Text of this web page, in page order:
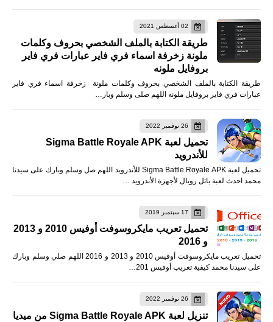
02 أغسطس 2021
طريقة الكتابة بالملف الشخصي بحروف وكلمات
ملونة زخرفة اسماء فري فاير عبارات فري فاير
بروفايل ملونه
طريقة الكتابة بالملف الشخصي بحروف وكلمات ملونة زخرفة اسماء فري فاير
عبارات فري فاير بروفايل ملونه اللهم صلى وسلم وبار…
26 نوفمبر 2022
تحميل لعبة Sigma Battle Royale APK
للأندرويد
تحميل لعبة Sigma Battle Royale APK للأندرويد اللهم صل وسلم وبارك على سيدنا
محمد احدث لعبة باتل رويال لأجهزة الأندرويد …
17 سبتمبر 2019
تحميل تعريب مايكروسوفت أوفيس 2010 و 2013
و 2016
تحميل تعريب مايكروسوفت أوفيس 2010 و 2013 و 2016 اللهم صلي وسلم وبارك
على سيدنا محمد كيفية تعريب أوفيس 201…
26 نوفمبر 2022
تنزيل لعبة Sigma Battle Royale APK من ميديا